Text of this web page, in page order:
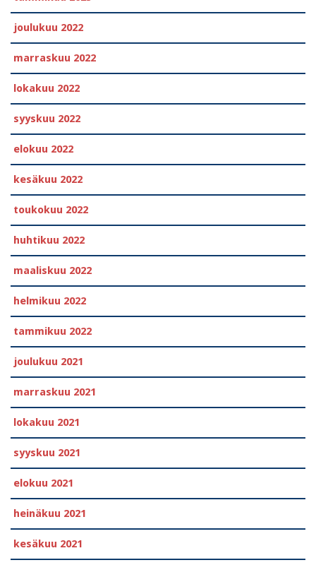
joulukuu 2022
marraskuu 2022
lokakuu 2022
syyskuu 2022
elokuu 2022
kesäkuu 2022
toukokuu 2022
huhtikuu 2022
maaliskuu 2022
helmikuu 2022
tammikuu 2022
joulukuu 2021
marraskuu 2021
lokakuu 2021
syyskuu 2021
elokuu 2021
heinäkuu 2021
kesäkuu 2021